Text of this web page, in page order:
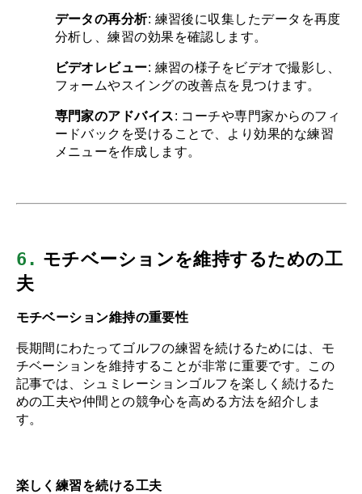
データの再分析: 練習後に収集したデータを再度
分析し、練習の効果を確認します。
ビデオレビュー: 練習の様子をビデオで撮影し、
フォームやスイングの改善点を見つけます。
専門家のアドバイス: コーチや専門家からのフィ
ードバックを受けることで、より効果的な練習
メニューを作成します。
6. モチベーションを維持するための工
夫
モチベーション維持の重要性
長期間にわたってゴルフの練習を続けるためには、モ
チベーションを維持することが非常に重要です。この
記事では、シュミレーションゴルフを楽しく続けるた
めの工夫や仲間との競争心を高める方法を紹介しま
す。
楽しく練習を続ける工夫